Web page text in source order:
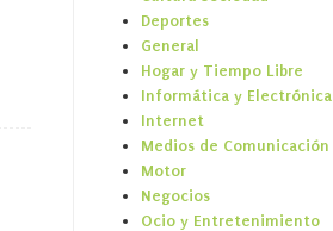
Deportes
General
Hogar y Tiempo Libre
Informática y Electrónica
Internet
Medios de Comunicación
Motor
Negocios
Ocio y Entretenimiento